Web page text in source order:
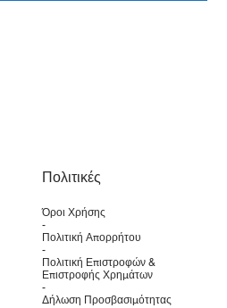
Πολιτικές
Όροι Χρήσης
-
Πολιτική Απορρήτου
-
Πολιτική Επιστροφών &
Επιστροφής Χρημάτων
-
Δήλωση Προσβασιμότητας